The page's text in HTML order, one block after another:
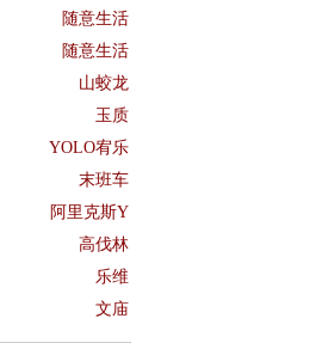
随意生活
随意生活
山蛟龙
玉质
YOLO宥乐
末班车
阿里克斯Y
高伐林
乐维
文庙